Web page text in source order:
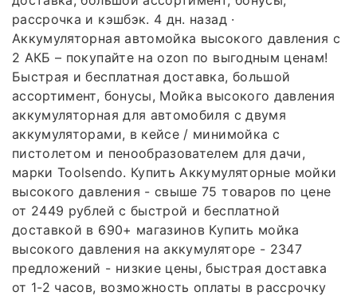
рассрочка и кэшбэк. 4 дн. назад ·
Аккумуляторная автомойка высокого давления с
2 АКБ – покупайте на ozon по выгодным ценам!
Быстрая и бесплатная доставка, большой
ассортимент, бонусы, Мойка высокого давления
аккумуляторная для автомобиля с двумя
аккумуляторами, в кейсе / минимойка с
пистолетом и пенообразователем для дачи,
марки Toolsendo. Купить Аккумуляторные мойки
высокого давления - свыше 75 товаров по цене
от 2449 рублей с быстрой и бесплатной
доставкой в 690+ магазинов Купить мойка
высокого давления на аккумуляторе - 2347
предложений - низкие цены, быстрая доставка
от 1-2 часов, возможность оплаты в рассрочку